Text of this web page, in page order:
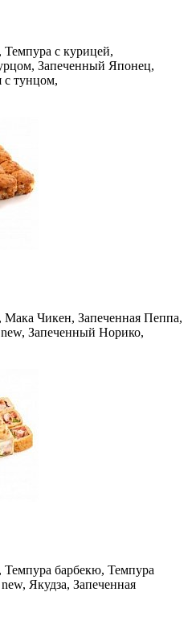
Темпура с курицей,
Запеченный Японец,
тунцом,
Мака Чикен, Запеченная Пеппа,
Запеченный Норико,
Темпура барбекю, Темпура
Якудза, Запеченная